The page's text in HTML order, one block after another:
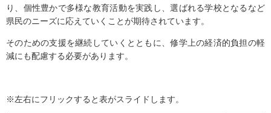
り、個性豊かで多様な教育活動を実践し、選ばれる学校となるなど
県民のニーズに応えていくことが期待されています。
そのための支援を継続していくとともに、修学上の経済的負担の軽
減にも配慮する必要があります。
※左右にフリックすると表がスライドします。